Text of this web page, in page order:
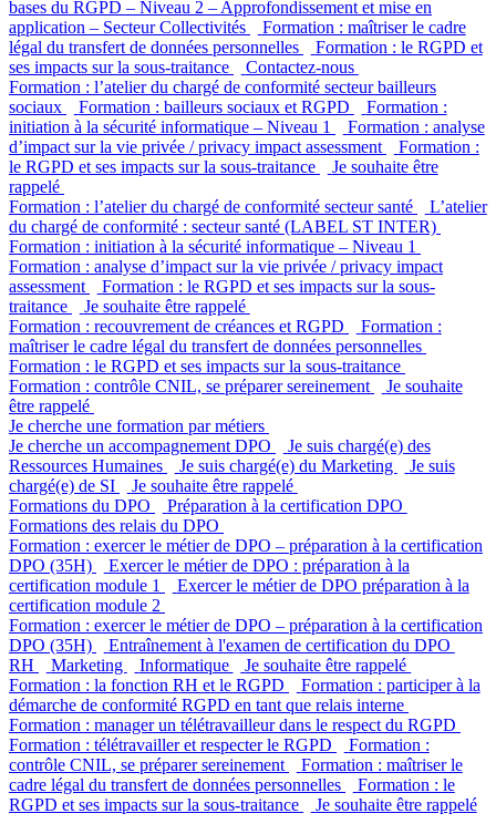
bases du RGPD – Niveau 2 – Approfondissement et mise en
application – Secteur Collectivités
Formation : maîtriser le cadre
légal du transfert de données personnelles
Formation : le RGPD et
ses impacts sur la sous-traitance
Contactez-nous
Formation : l’atelier du chargé de conformité secteur bailleurs
sociaux
Formation : bailleurs sociaux et RGPD
Formation :
initiation à la sécurité informatique – Niveau 1
Formation : analyse
d’impact sur la vie privée / privacy impact assessment
Formation :
le RGPD et ses impacts sur la sous-traitance
Je souhaite être
rappelé
Formation : l’atelier du chargé de conformité secteur santé
L’atelier
du chargé de conformité : secteur santé (LABEL ST INTER)
Formation : initiation à la sécurité informatique – Niveau 1
Formation : analyse d’impact sur la vie privée / privacy impact
assessment
Formation : le RGPD et ses impacts sur la sous-
traitance
Je souhaite être rappelé
Formation : recouvrement de créances et RGPD
Formation :
maîtriser le cadre légal du transfert de données personnelles
Formation : le RGPD et ses impacts sur la sous-traitance
Formation : contrôle CNIL, se préparer sereinement
Je souhaite
être rappelé
Je cherche une formation par métiers
Je cherche un accompagnement DPO
Je suis chargé(e) des
Ressources Humaines
Je suis chargé(e) du Marketing
Je suis
chargé(e) de SI
Je souhaite être rappelé
Formations du DPO
Préparation à la certification DPO
Formations des relais du DPO
Formation : exercer le métier de DPO – préparation à la certification
DPO (35H)
Exercer le métier de DPO : préparation à la
certification module 1
Exercer le métier de DPO préparation à la
certification module 2
Formation : exercer le métier de DPO – préparation à la certification
DPO (35H)
Entraînement à l'examen de certification du DPO
RH
Marketing Informatique
Je souhaite être rappelé
Formation : la fonction RH et le RGPD
Formation : participer à la
démarche de conformité RGPD en tant que relais interne
Formation : manager un télétravailleur dans le respect du RGPD
Formation : télétravailler et respecter le RGPD
Formation :
contrôle CNIL, se préparer sereinement
Formation : maîtriser le
cadre légal du transfert de données personnelles
Formation : le
RGPD et ses impacts sur la sous-traitance
Je souhaite être rappelé